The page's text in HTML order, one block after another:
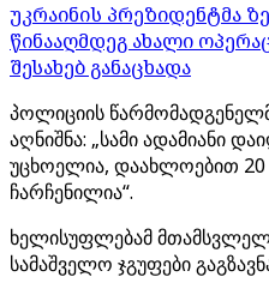
უკრაინის პრეზიდენტმა
წინააღმდეგ ახალი
შესახებ განაცხადა
პოლიციის
აღნიშნა: „სამი ადამიანი
უცხოელია, დაახლოებით
ჩარჩენილია“.
ხელისუფლებამ
სამაშველო ჯგუფები